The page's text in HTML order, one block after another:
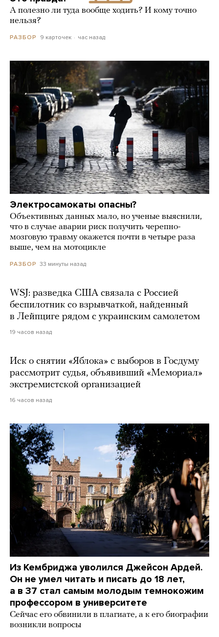
А полезно ли туда вообще ходить? И кому точно
нельзя?
РАЗБОР 9 карточек час назад
Электросамокаты опасны?
Объективных данных мало, но ученые выяснили,
что в случае аварии риск получить черепно-
мозговую травму окажется почти в четыре раза
выше, чем на мотоцикле
РАЗБОР 33 минуты назад
WSJ: разведка США связала с Россией
беспилотник со взрывчаткой, найденный
в Лейпциге рядом с украинским самолетом
19 часов назад
Иск о снятии «Яблока» с выборов в Госдуму
рассмотрит судья, объявивший «Мемориал»
экстремистской организацией
16 часов назад
Из Кембриджа уволился Джейсон Ардей.
Он не умел читать и писать до 18 лет,
а в 37 стал самым молодым темнокожим
профессором в университете
Сейчас его обвинили в плагиате, а к его биографии
возникли вопросы